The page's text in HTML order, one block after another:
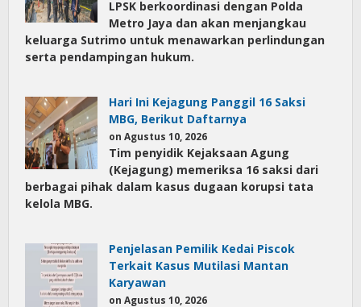
LPSK berkoordinasi dengan Polda
Metro Jaya dan akan menjangkau
keluarga Sutrimo untuk menawarkan perlindungan
serta pendampingan hukum.
Hari Ini Kejagung Panggil 16 Saksi
MBG, Berikut Daftarnya
on Agustus 10, 2026
Tim penyidik Kejaksaan Agung
(Kejagung) memeriksa 16 saksi dari
berbagai pihak dalam kasus dugaan korupsi tata
kelola MBG.
Penjelasan Pemilik Kedai Piscok
Terkait Kasus Mutilasi Mantan
Karyawan
on Agustus 10, 2026